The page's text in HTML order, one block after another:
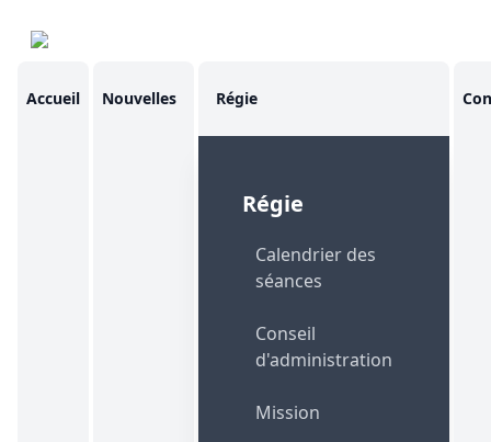
Accueil Nouvelles Régie
Régie
Calendrier des
séances
Conseil
d'administration
Mission